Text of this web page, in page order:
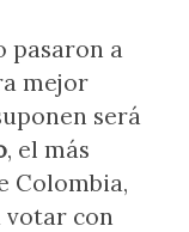
pasaron a
mejor
será
, el más
Colombia,
votar con